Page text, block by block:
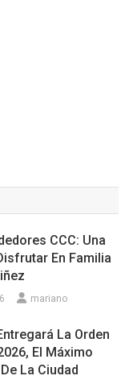
CCC: Una
En Familia
mariano
La Orden
El Máximo
La Ciudad